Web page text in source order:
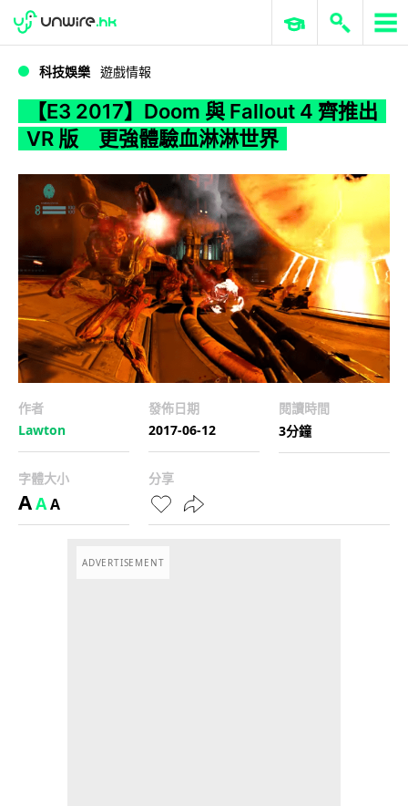
WWDC 2026 ERP 與商業 AI
科技娛樂 遊戲情報
【E3 2017】Doom 與 Fallout 4 齊推出
VR 版 更強體驗血淋淋世界
作者
Lawton
發佈日期
2017-06-12
閱讀時間
3分鐘
字體大小
AAA
分享
ADVERTISEMENT